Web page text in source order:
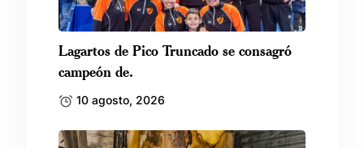
Lagartos de Pico Truncado se consagró
campeón de.
10 agosto, 2026